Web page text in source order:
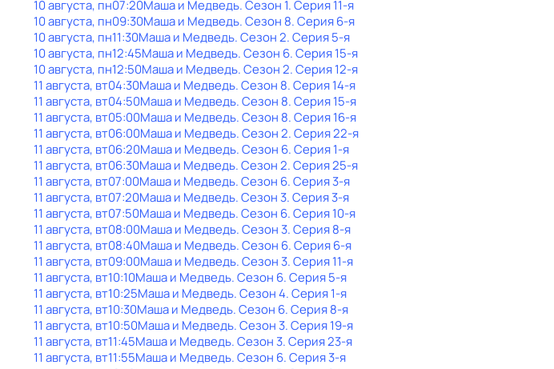
10 августа, пн07:20Маша и Медведь. Сезон 1. Серия 11-я
10 августа, пн09:30Маша и Медведь. Сезон 8. Серия 6-я
10 августа, пн11:30Маша и Медведь. Сезон 2. Серия 5-я
10 августа, пн12:45Маша и Медведь. Сезон 6. Серия 15-я
10 августа, пн12:50Маша и Медведь. Сезон 2. Серия 12-я
11 августа, вт04:30Маша и Медведь. Сезон 8. Серия 14-я
11 августа, вт04:50Маша и Медведь. Сезон 8. Серия 15-я
11 августа, вт05:00Маша и Медведь. Сезон 8. Серия 16-я
11 августа, вт06:00Маша и Медведь. Сезон 2. Серия 22-я
11 августа, вт06:20Маша и Медведь. Сезон 6. Серия 1-я
11 августа, вт06:30Маша и Медведь. Сезон 2. Серия 25-я
11 августа, вт07:00Маша и Медведь. Сезон 6. Серия 3-я
11 августа, вт07:20Маша и Медведь. Сезон 3. Серия 3-я
11 августа, вт07:50Маша и Медведь. Сезон 6. Серия 10-я
11 августа, вт08:00Маша и Медведь. Сезон 3. Серия 8-я
11 августа, вт08:40Маша и Медведь. Сезон 6. Серия 6-я
11 августа, вт09:00Маша и Медведь. Сезон 3. Серия 11-я
11 августа, вт10:10Маша и Медведь. Сезон 6. Серия 5-я
11 августа, вт10:25Маша и Медведь. Сезон 4. Серия 1-я
11 августа, вт10:30Маша и Медведь. Сезон 6. Серия 8-я
11 августа, вт10:50Маша и Медведь. Сезон 3. Серия 19-я
11 августа, вт11:45Маша и Медведь. Сезон 3. Серия 23-я
11 августа, вт11:55Маша и Медведь. Сезон 6. Серия 3-я